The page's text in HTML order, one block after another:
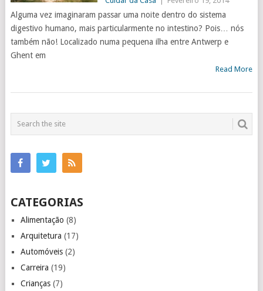
Alguma vez imaginaram passar uma noite dentro do sistema
digestivo humano, mais particularmente no intestino? Pois… nós
também não! Localizado numa pequena ilha entre Antwerp e
Ghent em
Read More
CATEGORIAS
Alimentação (8)
Arquitetura (17)
Automóveis(2)
Carreira (19)
Crianças(7)